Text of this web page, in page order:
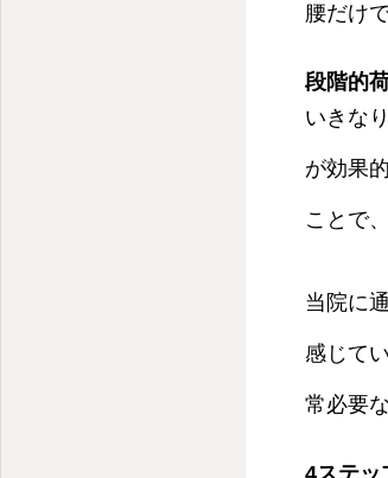
腰だけ
段階的
いきな
が効果
ことで
当院に
感じて
常必要
4ステッ